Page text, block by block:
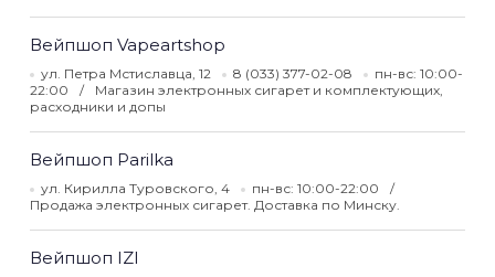
Вейпшоп Vapeartshop
ул. Петра Мстиславца, 12 8 (033) 377-02-08
пн-вс: 10:00-
22:00
Магазин электронных сигарет и комплектующих,
расходники и допы
Вейпшоп Parilka
ул. Кирилла Туровского, 4
пн-вс: 10:00-22:00
Продажа электронных сигарет. Доставка по Минску.
Вейпшоп IZI